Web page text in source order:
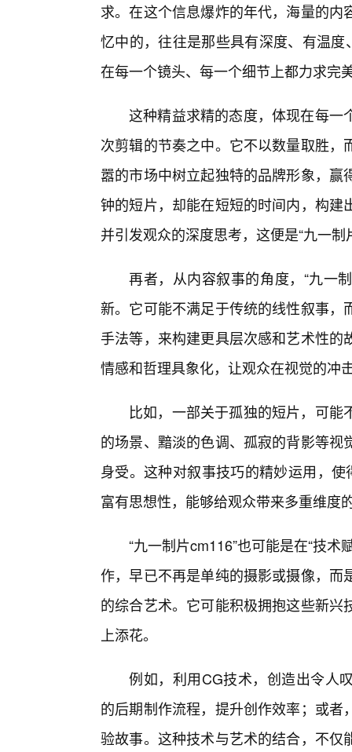
求。在这个信息爆炸的年代，海量的
忆中的，往往是那些具有深度、有温
在每一个镜头、每一个细节上都力求完
这种精益求精的态度，体现在每一
次剪辑的节奏之中。它不以数量取胜
嚣的市场中树立起独特的品牌形象，
钟的短片，却能在短短的时间内，构
并引发观众的深度思考，这便是“九一
再者，从内容叙事的角度，“九一
新。它可能不满足于传统的线性叙事
手法等，来构建更具层次感和艺术性
情感和哲理具象化，让观众在视觉的冲
比如，一部关于孤独的短片，可
的场景、黯淡的色调、孤寂的背影等
身受。这种对叙事技巧的精妙运用，
富有思想性，能够给观众带来多重维度
“九一制片cm116”也可能是在“技
作，早已不再是单纯的摄影或摄像，
的综合艺术。它可能积极拥抱这些新
上添花。
例如，利用CG技术，创造出令人
的后期制作流程，提升创作效率；或
验故事。这种技术与艺术的结合，不